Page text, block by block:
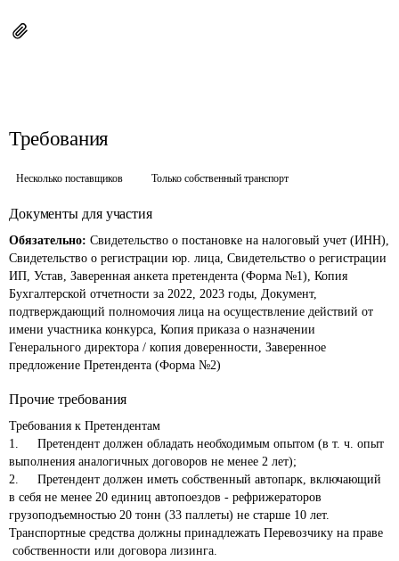
Требования
Несколько поставщиков Только собственный транспорт
Документы для участия
Обязательно: Свидетельство о постановке на налоговый учет (ИНН),
Свидетельство о регистрации юр. лица, Свидетельство о регистрации
ИП, Устав, Заверенная анкета претендента (Форма №1), Копия
Бухгалтерской отчетности за 2022, 2023 годы, Документ,
подтверждающий полномочия лица на осуществление действий от
имени участника конкурса, Копия приказа о назначении
Генерального директора / копия доверенности, Заверенное
предложение Претендента (Форма №2)
Прочие требования
Требования к Претендентам
1.	Претендент должен обладать необходимым опытом (в т. ч. опыт
выполнения аналогичных договоров не менее 2 лет);
2.	Претендент должен иметь собственный автопарк, включающий
в себя не менее 20 единиц автопоездов - рефрижераторов
грузоподъемностью 20 тонн (33 паллеты) не старше 10 лет.
Транспортные средства должны принадлежать Перевозчику на праве
собственности или договора лизинга.